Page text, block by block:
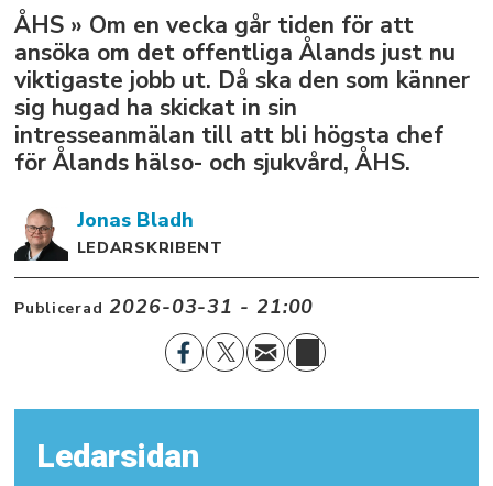
ÅHS » Om en vecka går tiden för att
ansöka om det offentliga Ålands just nu
viktigaste jobb ut. Då ska den som känner
sig hugad ha skickat in sin
intresseanmälan till att bli högsta chef
för Ålands hälso- och sjukvård, ÅHS.
Jonas Bladh
LEDARSKRIBENT
Publicerad 2026-03-31 - 21:00
Ledarsidan